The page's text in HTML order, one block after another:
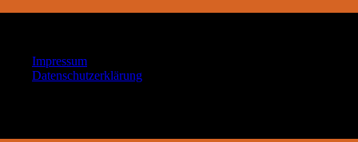
Impressum
Datenschutzerklärung